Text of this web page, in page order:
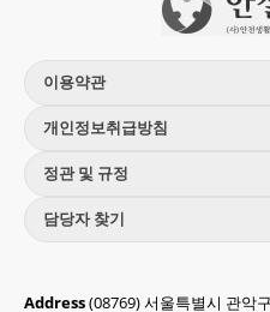
이용약관
개인정보취급방침
정관 및 규정
담당자 찾기
Address(08769) 서울특별시 관악